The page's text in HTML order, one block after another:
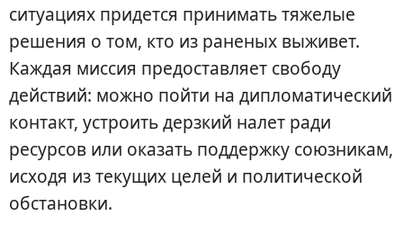
ситуациях придется принимать тяжелые
решения о том, кто из раненых выживет.
Каждая миссия предоставляет свободу
действий: можно пойти на дипломатический
контакт, устроить дерзкий налет ради
ресурсов или оказать поддержку союзникам,
исходя из текущих целей и политической
обстановки.